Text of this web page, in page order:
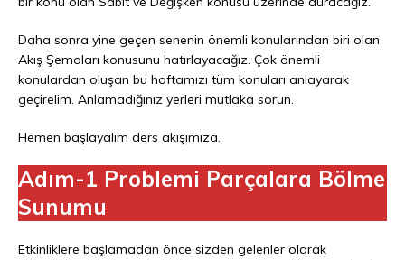
Daha sonra yine geçen senenin önemli konularından biri olan
Akış Şemaları konusunu hatırlayacağız. Çok önemli
konulardan oluşan bu haftamızı tüm konuları anlayarak
geçirelim. Anlamadığınız yerleri mutlaka sorun.
Hemen başlayalım ders akışımıza.
Adım-1 Problemi Parçalara Bölme
Sunumu
Etkinliklere başlamadan önce sizden gelenler olarak